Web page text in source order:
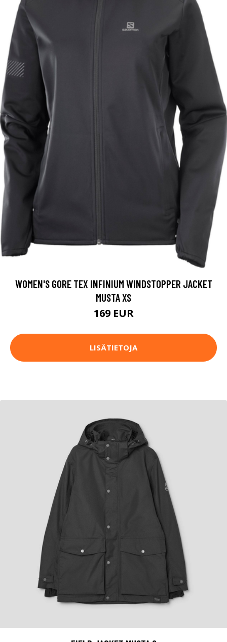
WOMEN'S GORE TEX INFINIUM WINDSTOPPER JACKET
MUSTA XS
169 EUR
LISÄTIETOJA